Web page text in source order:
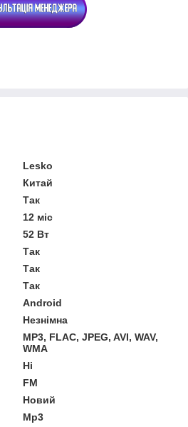
Lesko
Китай
Так
12 міс
52 Вт
Так
Так
Так
Android
Незнімна
MP3, FLAC, JPEG, AVI, WAV,
WMA
Ні
FM
Новий
Mp3